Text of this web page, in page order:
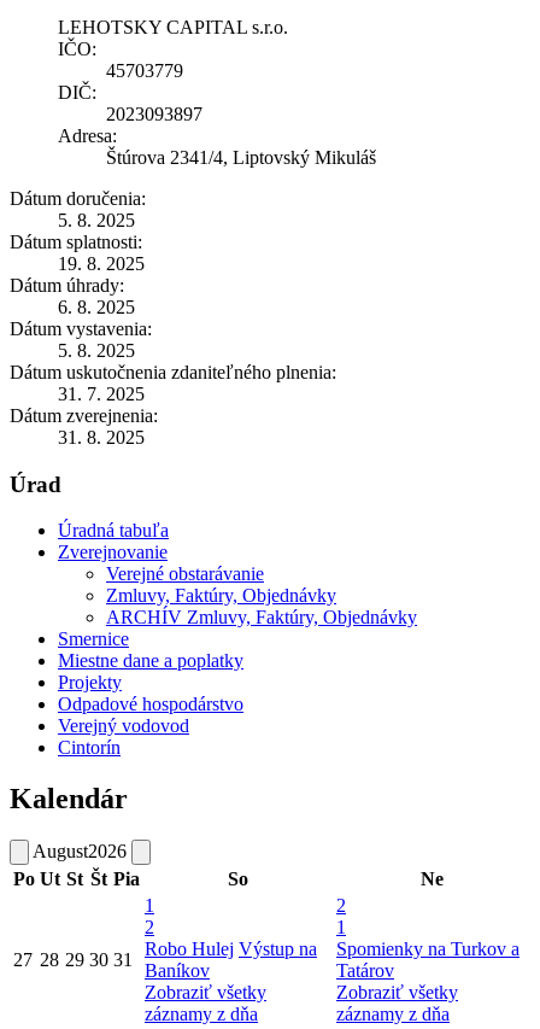
LEHOTSKY CAPITAL s.r.o.
IČO:
45703779
DIČ:
2023093897
Adresa:
Štúrova 2341/4, Liptovský Mikuláš
Dátum doručenia:
5. 8. 2025
Dátum splatnosti:
19. 8. 2025
Dátum úhrady:
6. 8. 2025
Dátum vystavenia:
5. 8. 2025
Dátum uskutočnenia zdaniteľného plnenia:
31. 7. 2025
Dátum zverejnenia:
31. 8. 2025
Úrad
Úradná tabuľa
Zverejnovanie
Verejné obstarávanie
Zmluvy, Faktúry, Objednávky
ARCHÍV Zmluvy, Faktúry, Objednávky
Smernice
Miestne dane a poplatky
Projekty
Odpadové hospodárstvo
Verejný vodovod
Cintorín
Kalendár
August2026
Po Ut St Št Pia So Ne
27 28 29 30 31
1
2
Robo Hulej Výstup na
Baníkov
Zobraziť všetky
záznamy z dňa
2
1
Spomienky na Turkov a
Tatárov
Zobraziť všetky
záznamy z dňa